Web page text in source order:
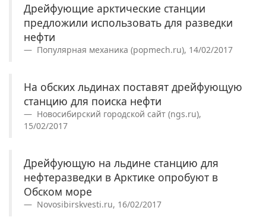
Дрейфующие арктические станции
предложили использовать для разведки
нефти
Популярная механика (popmech.ru), 14/02/2017
На обских льдинах поставят дрейфующую
станцию для поиска нефти
Новосибирский городской сайт (ngs.ru),
15/02/2017
Дрейфующую на льдине станцию для
нефтеразведки в Арктике опробуют в
Обском море
Novosibirskvesti.ru, 16/02/2017